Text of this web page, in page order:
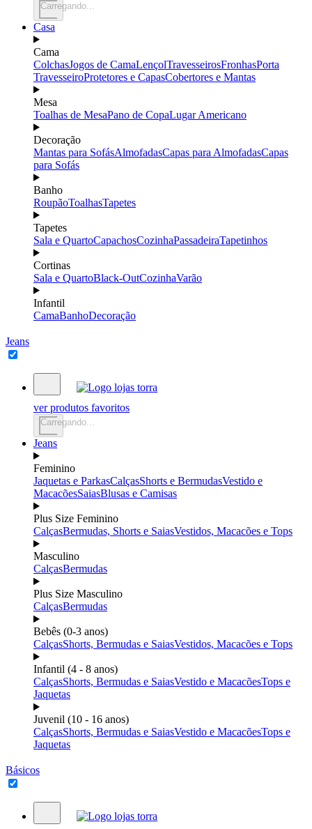
Carregando...
Casa
Cama
ColchasJogos de CamaLençolTravesseirosFronhasPorta
TravesseiroProtetores e CapasCobertores e Mantas
Mesa
Toalhas de MesaPano de CopaLugar Americano
Decoração
Mantas para SofásAlmofadasCapas para AlmofadasCapas
para Sofás
Banho
RoupãoToalhasTapetes
Tapetes
Sala e QuartoCapachosCozinhaPassadeiraTapetinhos
Cortinas
Sala e QuartoBlack-OutCozinhaVarão
Infantil
CamaBanhoDecoração
Jeans
ver produtos favoritos
Carregando...
Jeans
Feminino
Jaquetas e ParkasCalçasShorts e BermudasVestido e
MacacõesSaiasBlusas e Camisas
Plus Size Feminino
CalçasBermudas, Shorts e SaiasVestidos, Macacões e Tops
Masculino
CalçasBermudas
Plus Size Masculino
CalçasBermudas
Bebês (0-3 anos)
CalçasShorts, Bermudas e SaiasVestidos, Macacões e Tops
Infantil (4 - 8 anos)
CalçasShorts, Bermudas e SaiasVestido e MacacõesTops e
Jaquetas
Juvenil (10 - 16 anos)
CalçasShorts, Bermudas e SaiasVestido e MacacõesTops e
Jaquetas
Básicos